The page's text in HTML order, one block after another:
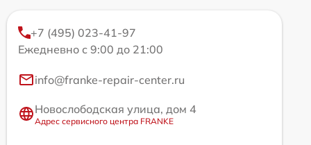
+7 (495) 023-41-97
Ежедневно с 9:00 до 21:00
info@franke-repair-center.ru
Новослободская улица, дом 4
Адрес сервисного центра FRANKE